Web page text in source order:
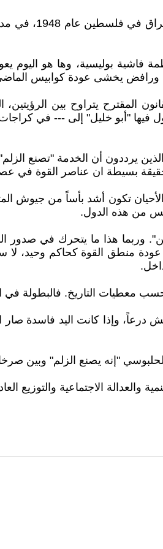
في ذاكرة
فاشية بوليسية، وها هو اليوم
ورافض يخشى عودة كوابيس
المقترح يتراوح بين
فيها "أبو خليل" إلى --- في
يرددون أن الخدمة "تصنع
حقيقة بسيطة ان عناصر القوة في
تكون أشد بأساً من جيوش
من هذه الدول.
وربما هذا ما يتحرك في صدور
منطق القوة كحاكم وحيد،
معطيات التاريخ. فالبطولة في
درعاً، وإذا كانت اليد فاسدة
"إنه يصنع الزلم" وبين
والعدالة الاجتماعية والتوزيع